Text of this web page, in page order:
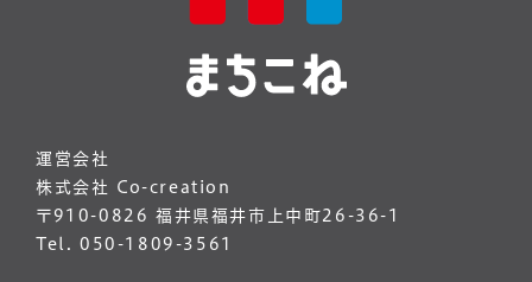
運営会社
株式会社 Co-creation
〒910-0826 福井県福井市上中町26-36-1
Tel. 050-1809-3561